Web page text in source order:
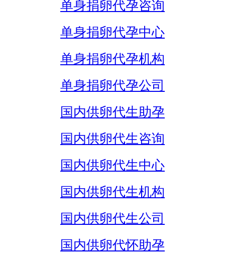
单身捐卵代孕咨询
单身捐卵代孕中心
单身捐卵代孕机构
单身捐卵代孕公司
国内供卵代生助孕
国内供卵代生咨询
国内供卵代生中心
国内供卵代生机构
国内供卵代生公司
国内供卵代怀助孕